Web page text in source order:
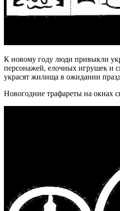
К новому году люди привыкли
персонажей, елочных игрушек и
украсят жилища в ожидании
Новогодние трафареты на окнах